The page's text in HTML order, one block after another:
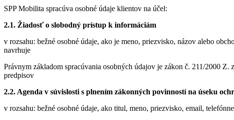
SPP Mobilita spracúva osobné údaje klientov na účel:
2.1. Žiadosť o slobodný prístup k informáciám
v rozsahu: bežné osobné údaje, ako je meno, priezvisko, názov alebo
navrhuje
Právnym základom spracúvania osobných údajov je zákon č. 211/2000
predpisov
2.2. Agenda v súvislosti s plnením zákonných povinností na úseku
v rozsahu: bežné osobné údaje, ako titul, meno, priezvisko, email,